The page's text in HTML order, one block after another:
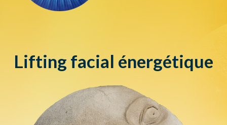
Lifting facial énergétique